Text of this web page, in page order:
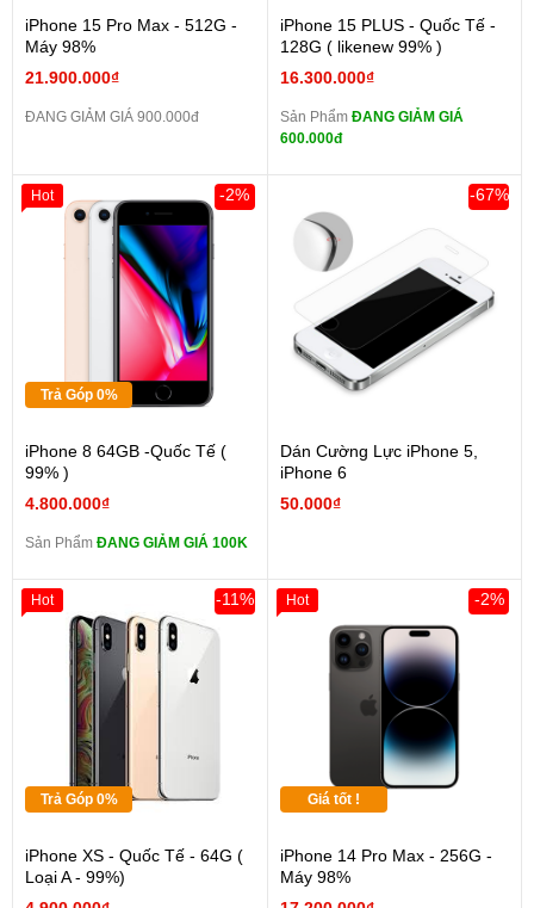
iPhone 15 Pro Max - 512G -
Máy 98%
21.900.000₫
ĐANG GIẢM GIÁ 900.000đ
iPhone 15 PLUS - Quốc Tế -
128G ( likenew 99% )
16.300.000₫
Sản Phẩm ĐANG GIẢM GIÁ
600.000đ
Trả Góp 0%
iPhone 8 64GB -Quốc Tế (
99% )
4.800.000₫
-2%
Sản Phẩm ĐANG GIẢM GIÁ 100K
Hot
Dán Cường Lực iPhone 5,
iPhone 6
50.000₫
-67%
Trả Góp 0%
iPhone XS - Quốc Tế - 64G (
Loại A - 99%)
-11%
Hot
Giá tốt !
iPhone 14 Pro Max - 256G -
Máy 98%
-2%
Hot